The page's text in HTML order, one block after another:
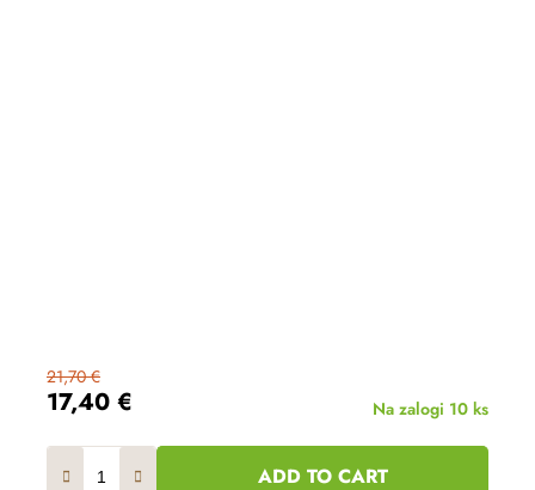
17,40 €
21,70 €
Na zalogi 10 ks
ADD TO CART